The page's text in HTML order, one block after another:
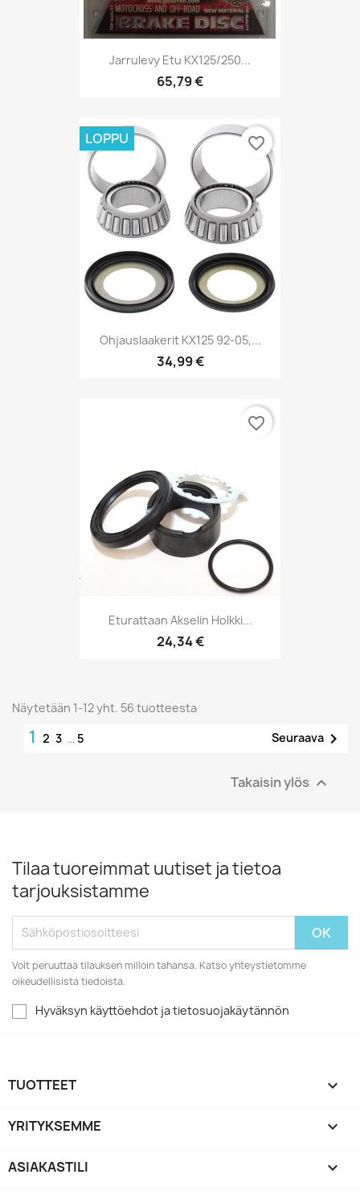
Jarrulevy Etu KX125/250...
65,79 €
Ohjauslaakerit KX125 92-05,...
34,99 €
LOPPU favorite_border
Eturattaan Akselin Holkki...
24,34 €
favorite_border
Näytetään 1-12 yht. 56 tuotteesta
1 2 3 … 5 Seuraava 
Takaisin ylös 
Tilaa tuoreimmat uutiset ja tietoa
tarjouksistamme
Voit peruuttaa tilauksen milloin tahansa. Katso yhteystietomme
oikeudellisista tiedoista.
Hyväksyn käyttöehdot ja tietosuojakäytännön
TUOTTEET 
YRITYKSEMME 
ASIAKASTILI 